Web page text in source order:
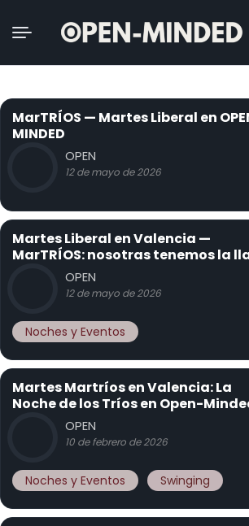
Buscar:
MarTRÍOS — Martes Liberal en
MINDED
OPEN
12 de mayo de 2026
Martes Liberal en Valencia —
MarTRÍOS: nosotras tenemos la
OPEN
12 de mayo de 2026
Noches y Eventos
Martes Martríos en Valencia: La
Noche de los Tríos en Open-
OPEN
10 de febrero de 2026
Noches y Eventos Swinging